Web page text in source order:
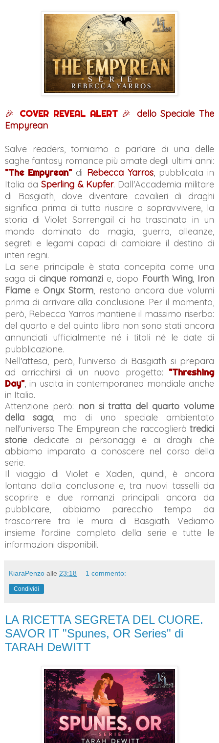
🎉 COVER REVEAL ALERT 🎉 delloSpeciale The
Empyrean
Salve readers, torniamo a parlare di una delle
saghe fantasy romance più amate degli ultimi anni:
"The Empyrean"di Rebecca Yarros, pubblicata in
Italia da Sperling & Kupfer. Dall'Accademia militare
di Basgiath, dove diventare cavalieri di draghi
significa prima di tutto riuscire a sopravvivere, la
storia di Violet Sorrengail ci ha trascinato in un
mondo dominato da magia, guerra, alleanze,
segreti e legami capaci di cambiare il destino di
interi regni.
La serie principale è stata concepita come una
saga di cinque romanzie, dopo Fourth Wing, Iron
Flame e Onyx Storm, restano ancora due volumi
prima di arrivare alla conclusione. Per il momento,
però, Rebecca Yarros mantiene il massimo riserbo:
del quarto e del quinto libro non sono stati ancora
annunciati ufficialmente né i titoli né le date di
pubblicazione.
Nell'attesa, però, l'universo di Basgiath si prepara
ad arricchirsi di un nuovo progetto: "Threshing
Day", in uscita in contemporanea mondiale anche
in Italia.
Attenzione però: non si tratta del quarto volume
della saga, ma di uno speciale ambientato
nell'universo The Empyrean che raccoglierà tredici
storie dedicate ai personaggi e ai draghi che
abbiamo imparato a conoscere nel corso della
serie.
Il viaggio di Violet e Xaden, quindi, è ancora
lontano dalla conclusione e, tra nuovi tasselli da
scoprire e due romanzi principali ancora da
pubblicare, abbiamo parecchio tempo da
trascorrere tra le mura di Basgiath. Vediamo
insieme l'ordine completo della serie e tutte le
informazioni disponibili.
KiaraPenzo alle 23:18 1 commento:
Condividi
LA RICETTA SEGRETA DEL CUORE.
SAVOR IT "Spunes, OR Series" di
TARAH DeWITT